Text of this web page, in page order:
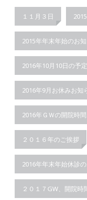
１１月３日
2015年年末年始のお
2016年10月10日の予
2016年9月お休みお知
2016年ＧＷの開院時
２０１６年のご挨拶
2016年年末年始休診
２０１７GW、開院時